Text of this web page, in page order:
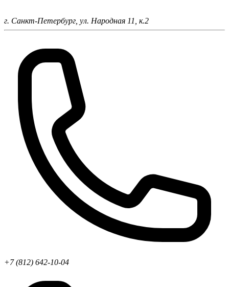
г. Санкт-Петербург, ул. Народная 11, к.2
+7 (812) 642-10-04